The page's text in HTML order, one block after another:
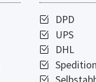
DPD
UPS
DHL
Spedition